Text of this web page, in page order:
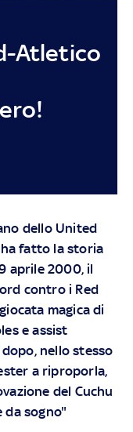
Atletico
dello United
fatto la storia
aprile 2000, il
contro i Red
magica di
e assist
nello stesso
a riproporla,
del Cuchu
da sogno"